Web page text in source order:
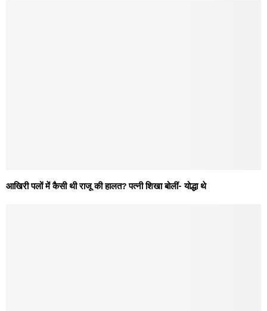
आखिरी पलों में कैसी थी राजू की हालत? पत्नी शिखा बोलीं- योद्धा थे